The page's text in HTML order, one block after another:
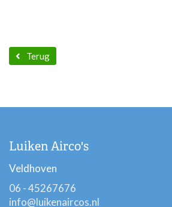
Terug
Luiken Airco's
Veldhoven
06 - 45267676
info@luikenaircos.nl